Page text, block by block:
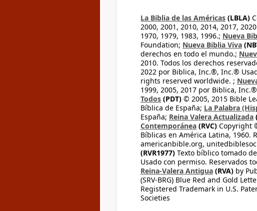
La Biblia de las Américas (LBLA)
2000, 2001, 2010, 2014, 2017,
1970, 1979, 1983, 1996.; Nueva
Foundation; Nueva Biblia Viva
derechos en todo el mundo.;
2010. Todos los derechos
2022 por Biblica, Inc.®, Inc.®
rights reserved worldwide. ;
1999, 2005, 2017 por Biblica,
Todos (PDT) © 2005, 2015 Bible
Bíblica de España; La Palabra
España; Reina Valera Actualizada
Contemporánea (RVC) Copyright
Bíblicas en América Latina, 1960.
americanbible.org,
(RVR1977) Texto bíblico tomado
Usado con permiso. Reservados
Reina-Valera Antigua (RVA) by
(SRV-BRG) Blue Red and Gold
Registered Trademark in U.S.
Societies